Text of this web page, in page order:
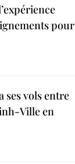
pour
vols entre
Ville en